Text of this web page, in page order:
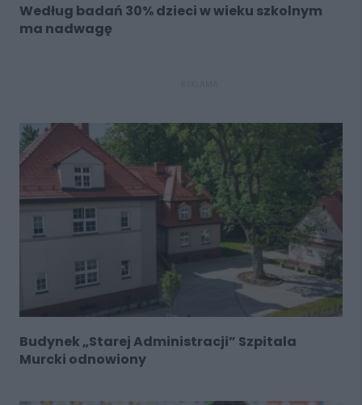
Według badań 30% dzieci w wieku szkolnym
ma nadwagę
Budynek „Starej Administracji” Szpitala
Murcki odnowiony